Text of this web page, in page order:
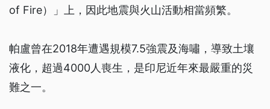
of Fire）」上，因此地震與火山活動相當頻繁。
帕盧曾在2018年遭遇規模7.5強震及海嘯，導致土壤
液化，超過4000人喪生，是印尼近年來最嚴重的災
難之一。